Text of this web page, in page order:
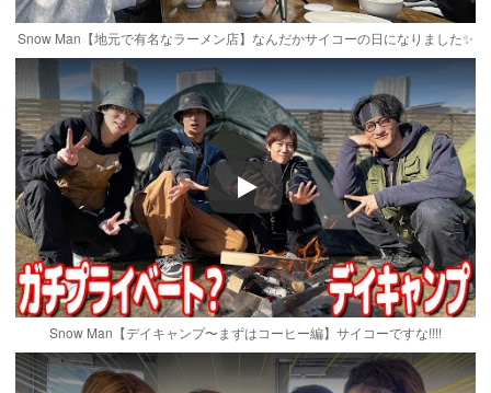
Snow Man【地元で有名なラーメン店】なんだかサイコーの日になりました✨
Play
Snow Man【デイキャンプ〜まずはコーヒー編】サイコーですな!!!!